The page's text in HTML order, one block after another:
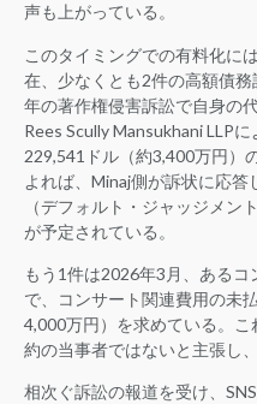
声も上がっている。
このタイミングでの有料化に
在、少なくとも2件の高額債
年の著作権侵害訴訟で自身の
Rees Scully Mansukhani LLP
229,541ドル（約3,400万円）
よれば、Minaj側が訴状に応
（デフォルト・ジャッジメン
が予定されている。
もう1件は2026年3月、ある
で、コンサート関連費用の未
4,000万円）を求めている。
約の当事者ではないと主張し
相次ぐ訴訟の報道を受け、